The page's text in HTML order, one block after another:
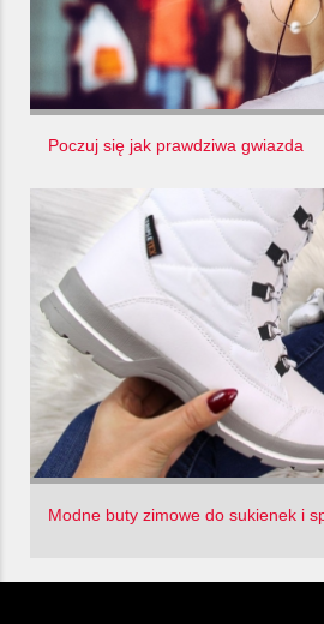
Poczuj się jak prawdziwa gwiazda
Modne buty zimowe do sukienek i